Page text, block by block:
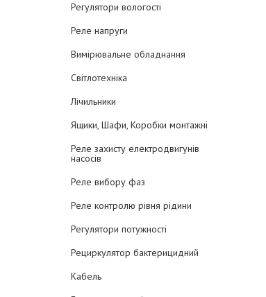
Регулятори вологості
Реле напруги
Вимірювальне обладнання
Світлотехніка
Лічильники
Ящики, Шафи, Коробки монтажні
Реле захисту електродвигунів
насосів
Реле вибору фаз
Реле контролю рівня рідини
Регулятори потужності
Рециркулятор бактерицидний
Кабель